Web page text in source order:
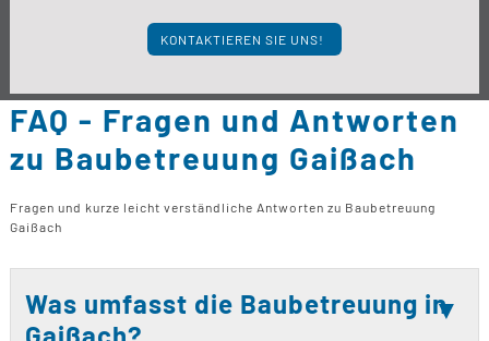
KONTAKTIEREN SIE UNS!
FAQ - Fragen und Antworten
zu Baubetreuung Gaißach
Fragen und kurze leicht verständliche Antworten zu Baubetreuung
Gaißach
Was umfasst die Baubetreuung in
Gaißach?